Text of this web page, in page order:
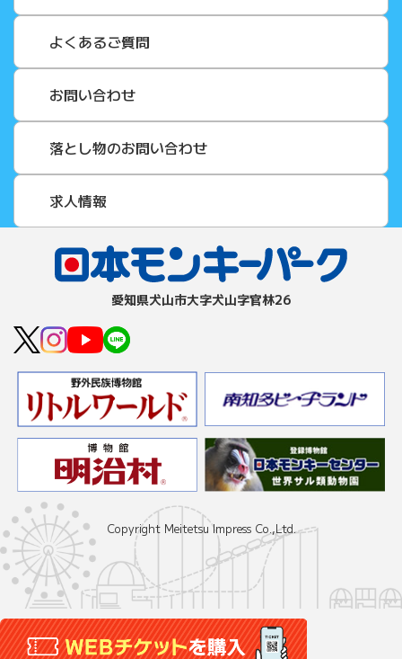
よくあるご質問
お問い合わせ
落とし物のお問い合わせ
求人情報
愛知県⽝⼭市⼤字⽝⼭字官林26
Copyright Meitetsu Impress Co.,Ltd.